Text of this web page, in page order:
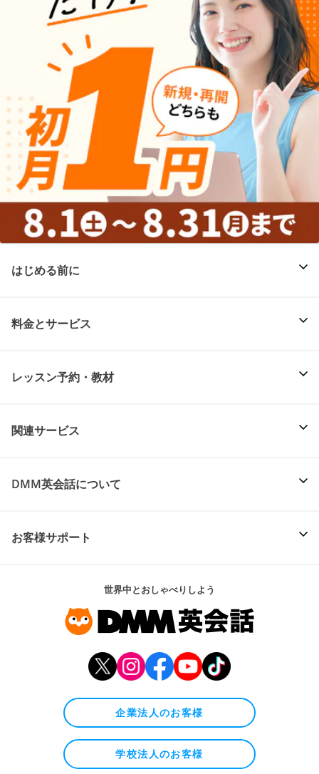
はじめる前に
料金とサービス
レッスン予約・教材
関連サービス
DMM英会話について
お客様サポート
世界中とおしゃべりしよう
企業法人のお客様
学校法人のお客様